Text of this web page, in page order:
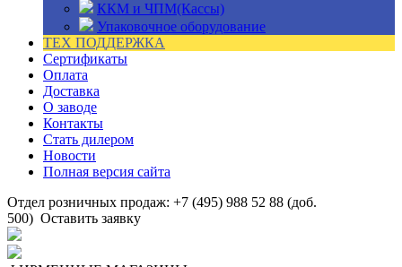
ККМ и ЧПМ(Кассы)
Упаковочное оборудование
ТЕХ ПОДДЕРЖКА
Сертификаты
Оплата
Доставка
О заводе
Контакты
Стать дилером
Новости
Полная версия сайта
Отдел розничных продаж: +7 (495) 988 52 88 (доб.
500) Оставить заявку